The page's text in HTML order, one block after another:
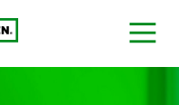
MENU